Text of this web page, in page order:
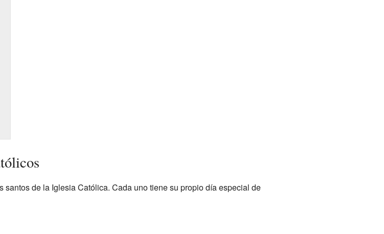
santos de la Iglesia Católica. Cada uno tiene su propio día especial de